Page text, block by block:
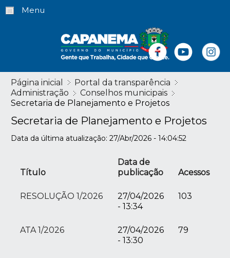
Menu
Página inicial
Portal da transparência
Administração
Conselhos municipais
Secretaria de Planejamento e Projetos
Secretaria de Planejamento e Projetos
Data da última atualização: 27/Abr/2026 - 14:04:52
Título
Data de
publicação
Acessos
RESOLUÇÃO 1/2026
27/04/2026
- 13:34
103
ATA 1/2026
27/04/2026
- 13:30
79